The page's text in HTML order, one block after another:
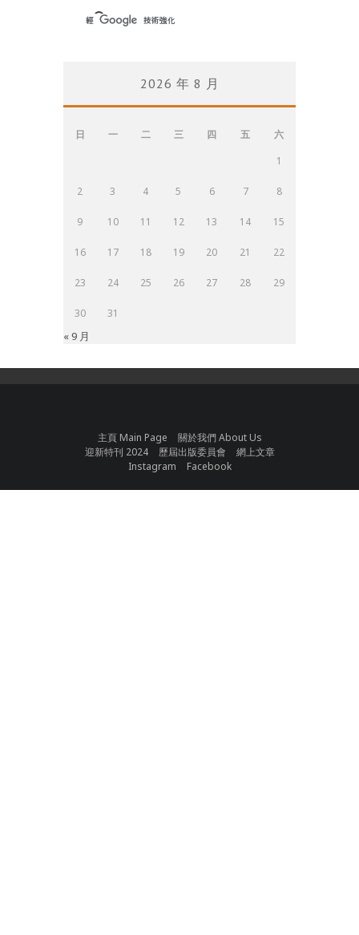
2026 年 8 月
日 一 二 三 四 五
六
1
2 3 4 5 6 7 8
9 10 11 12 13 14 15
16 17 18 19 20 21 22
23 24 25 26 27 28 29
30 31
« 9 月
主頁 Main Page
關於我們 About Us
迎新特刊 2024
歷屆出版委員會
網上文章
Instagram
Facebook